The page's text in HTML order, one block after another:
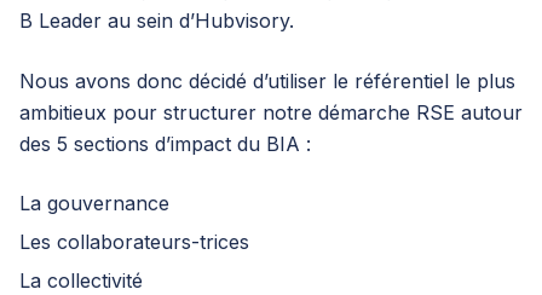
B Leader au sein d’Hubvisory.
Nous avons donc décidé d’utiliser le référentiel le plus
ambitieux pour structurer notre démarche RSE autour
des 5 sections d’impact du BIA :
La gouvernance
Les collaborateurs-trices
La collectivité